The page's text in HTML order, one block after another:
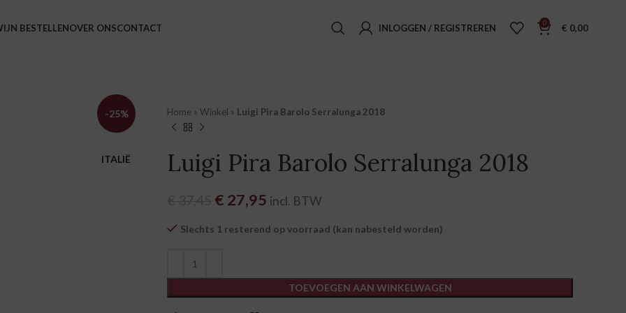
BESTELLENOVER ONSCONTACT INLOGGEN / REGISTREREN 0 € 0,00
-25%
ITALIË
Home » Winkel » Luigi Pira Barolo Serralunga 2018
Luigi Pira Barolo Serralunga 2018
Oorspronkelijke prijs was: € 37,45.
€ 27,95 Huidige prijs is: € 27,95.
incl. BTW
Slechts 1 resterend op voorraad (kan nabesteld worden)
TOEVOEGEN AAN WINKELWAGEN